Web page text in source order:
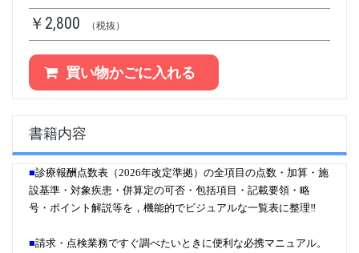
￥2,800 （税抜）
買い物かごに入れる
書籍内容
■診療報酬点数表（2026年改定準拠）の全項目の点数・加算・施
設基準・対象疾患・併算定の可否・包括項目・記載要領・略
号・ポイント解説等を，機能的でビジュアルな一覧表に整理‼
■請求・点検業務ですぐ調べたいときに便利な必携マニュアル。